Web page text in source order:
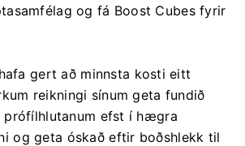
og fá Boost Cubes fyrir
gert að minnsta kosti eitt
reikningi sínum geta fundið
efst í hægra
og geta óskað eftir boðshlekk til